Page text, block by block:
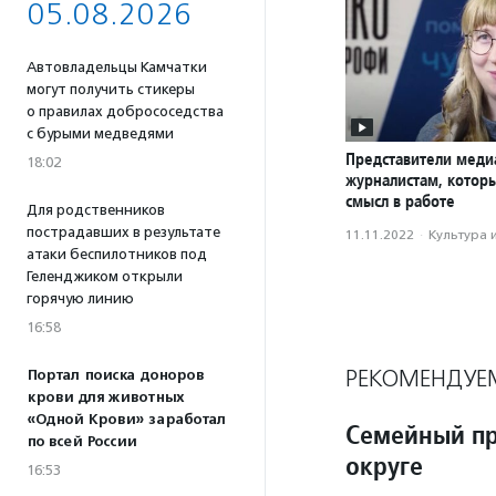
05.08.2026
Автовладельцы Камчатки
могут получить стикеры
о правилах добрососедства
с бурыми медведями
18:02
Для родственников
пострадавших в результате
атаки беспилотников под
Геленджиком открыли
горячую линию
16:58
Портал поиска доноров
крови для животных
«Одной Крови» заработал
по всей России
16:53
Представители
журналистам,
смысл в работе
11.11.2022 · Культура
Семейный
округе